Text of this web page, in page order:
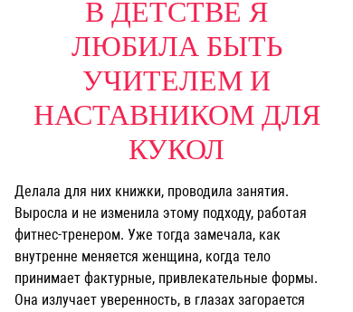
В ДЕТСТВЕ Я
ЛЮБИЛА БЫТЬ
УЧИТЕЛЕМ И
НАСТАВНИКОМ ДЛЯ
КУКОЛ
Делала для них книжки, проводила занятия.
Выросла и не изменила этому подходу, работая
фитнес-тренером. Уже тогда замечала, как
внутренне меняется женщина, когда тело
принимает фактурные, привлекательные формы.
Она излучает уверенность, в глазах загорается